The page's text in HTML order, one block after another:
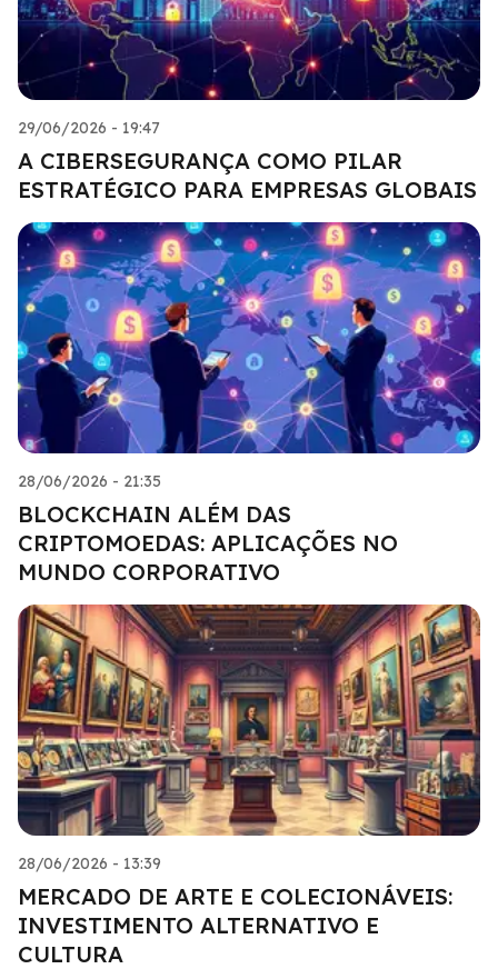
29/06/2026 - 19:47
A CIBERSEGURANÇA COMO PILAR
ESTRATÉGICO PARA EMPRESAS GLOBAIS
28/06/2026 - 21:35
BLOCKCHAIN ALÉM DAS
CRIPTOMOEDAS: APLICAÇÕES NO
MUNDO CORPORATIVO
28/06/2026 - 13:39
MERCADO DE ARTE E COLECIONÁVEIS:
INVESTIMENTO ALTERNATIVO E
CULTURA